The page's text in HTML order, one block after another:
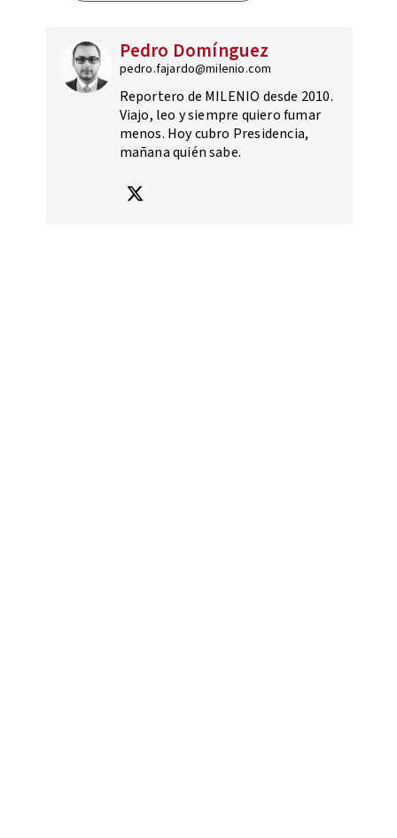
Pedro Domínguez
pedro.fajardo@milenio.com
Reportero de MILENIO desde 2010.
Viajo, leo y siempre quiero fumar
menos. Hoy cubro Presidencia,
mañana quién sabe.